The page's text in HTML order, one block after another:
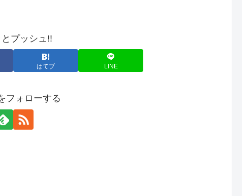
プッシュ!!
はてブ LINE
フォローする